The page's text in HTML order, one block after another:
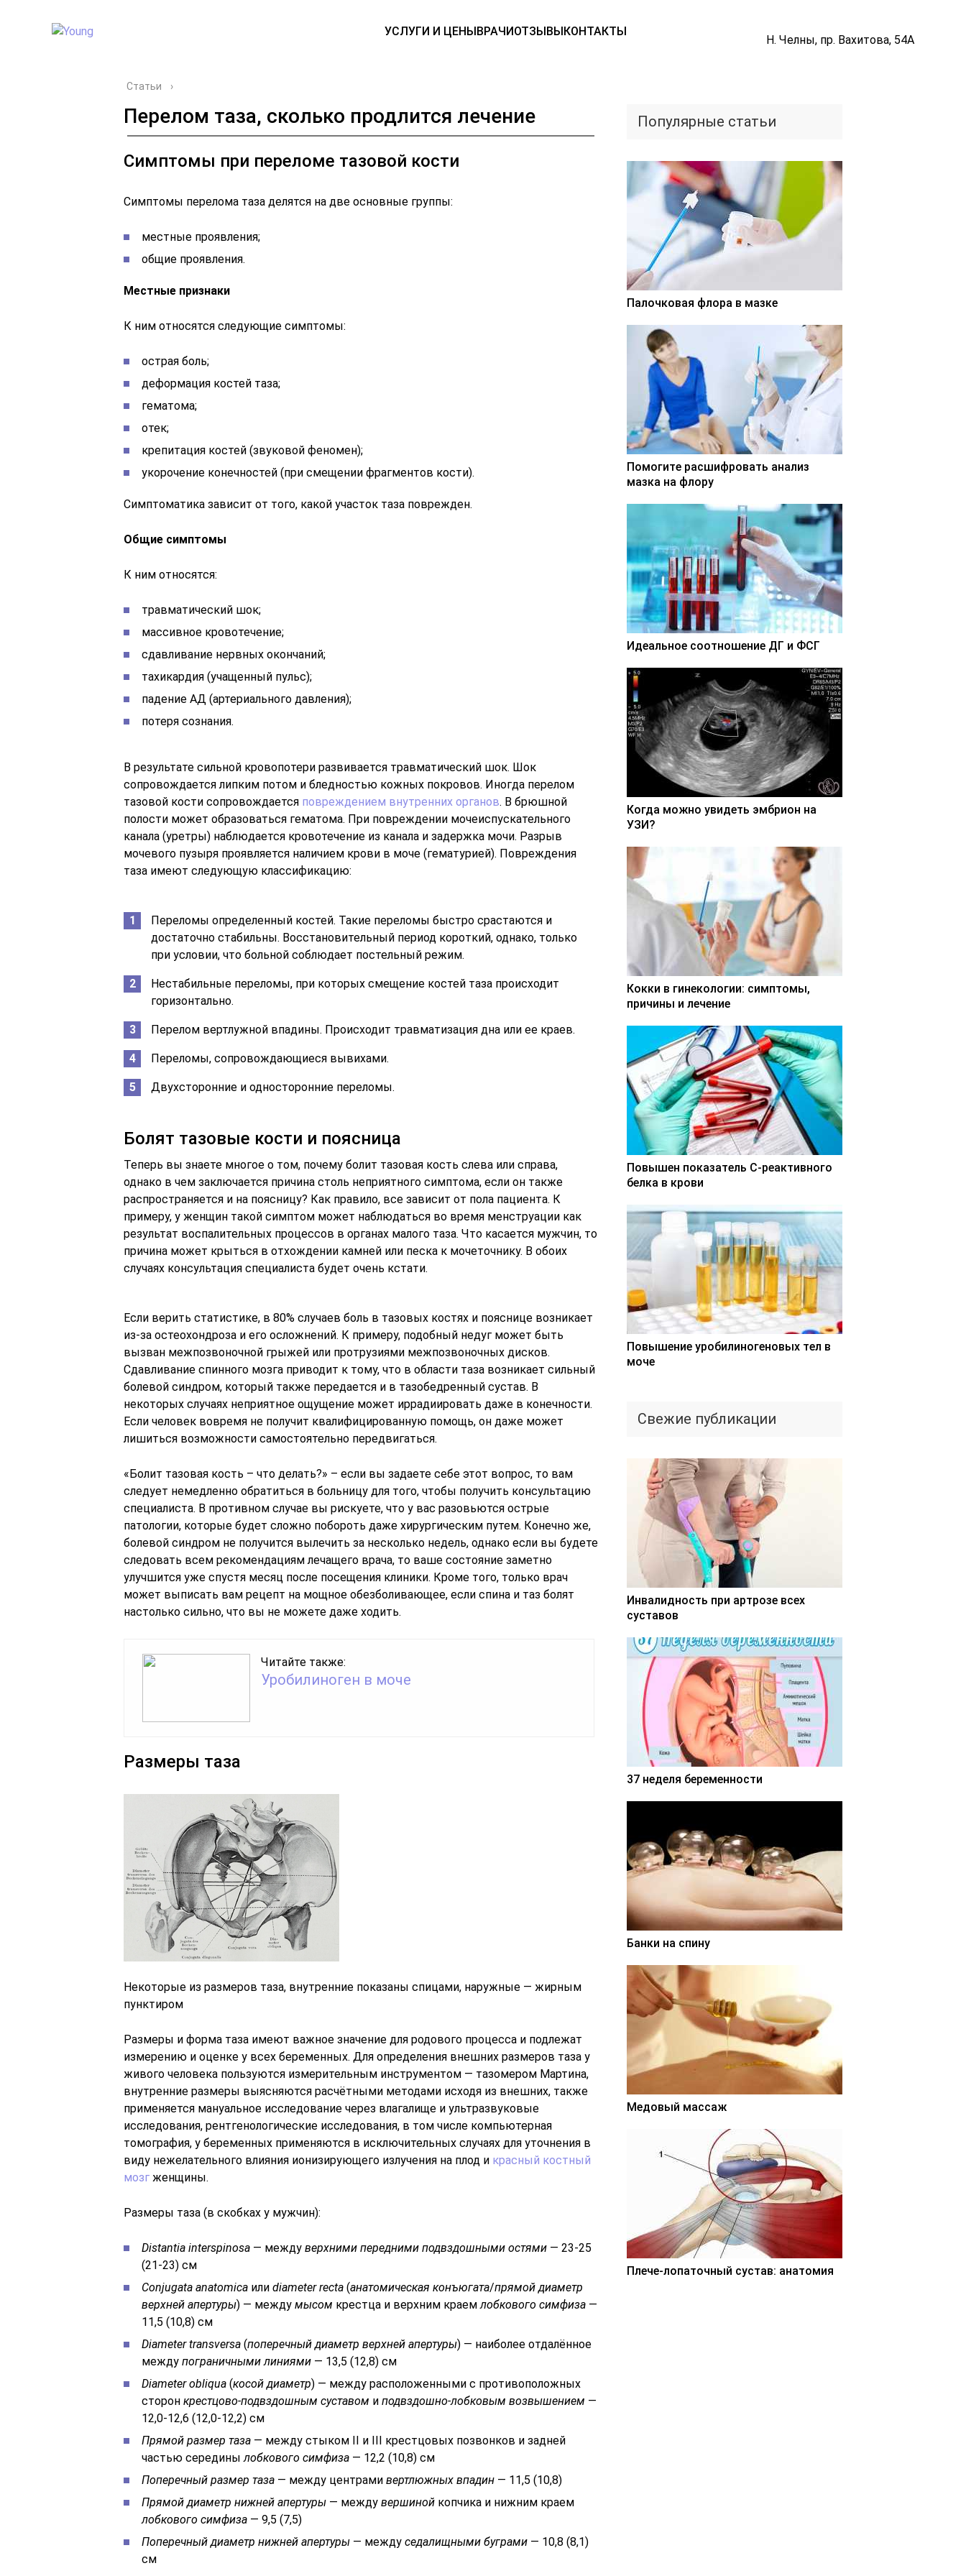
УСЛУГИ И ЦЕНЫВРАЧИОТЗЫВЫКОНТАКТЫ
Н. Челны, пр. Вахитова, 54А
Статьи ›
Перелом таза, сколько продлится лечение
Симптомы при переломе тазовой кости
Симптомы перелома таза делятся на две основные группы:
местные проявления;
общие проявления.
Местные признаки
К ним относятся следующие симптомы:
острая боль;
деформация костей таза;
гематома;
отек;
крепитация костей (звуковой феномен);
укорочение конечностей (при смещении фрагментов кости).
Симптоматика зависит от того, какой участок таза поврежден.
Общие симптомы
К ним относятся:
травматический шок;
массивное кровотечение;
сдавливание нервных окончаний;
тахикардия (учащенный пульс);
падение АД (артериального давления);
потеря сознания.
В результате сильной кровопотери развивается травматический шок. Шок
сопровождается липким потом и бледностью кожных покровов. Иногда перелом
тазовой кости сопровождается повреждением внутренних органов. В брюшной
полости может образоваться гематома. При повреждении мочеиспускательного
канала (уретры) наблюдается кровотечение из канала и задержка мочи. Разрыв
мочевого пузыря проявляется наличием крови в моче (гематурией). Повреждения
таза имеют следующую классификацию:
Переломы определенный костей. Такие переломы быстро срастаются и
достаточно стабильны. Восстановительный период короткий, однако, только
при условии, что больной соблюдает постельный режим.
Нестабильные переломы, при которых смещение костей таза происходит
горизонтально.
Перелом вертлужной впадины. Происходит травматизация дна или ее краев.
Переломы, сопровождающиеся вывихами.
Двухсторонние и односторонние переломы.
Болят тазовые кости и поясница
Теперь вы знаете многое о том, почему болит тазовая кость слева или справа,
однако в чем заключается причина столь неприятного симптома, если он также
распространяется и на поясницу? Как правило, все зависит от пола пациента. К
примеру, у женщин такой симптом может наблюдаться во время менструации как
результат воспалительных процессов в органах малого таза. Что касается мужчин, то
причина может крыться в отхождении камней или песка к мочеточнику. В обоих
случаях консультация специалиста будет очень кстати.
Если верить статистике, в 80% случаев боль в тазовых костях и пояснице возникает
из-за остеохондроза и его осложнений. К примеру, подобный недуг может быть
вызван межпозвоночной грыжей или протрузиями межпозвоночных дисков.
Сдавливание спинного мозга приводит к тому, что в области таза возникает сильный
болевой синдром, который также передается и в тазобедренный сустав. В
некоторых случаях неприятное ощущение может иррадиировать даже в конечности.
Если человек вовремя не получит квалифицированную помощь, он даже может
лишиться возможности самостоятельно передвигаться.
«Болит тазовая кость – что делать?» – если вы задаете себе этот вопрос, то вам
следует немедленно обратиться в больницу для того, чтобы получить консультацию
специалиста. В противном случае вы рискуете, что у вас разовьются острые
патологии, которые будет сложно побороть даже хирургическим путем. Конечно же,
болевой синдром не получится вылечить за несколько недель, однако если вы будете
следовать всем рекомендациям лечащего врача, то ваше состояние заметно
улучшится уже спустя месяц после посещения клиники. Кроме того, только врач
может выписать вам рецепт на мощное обезболивающее, если спина и таз болят
настолько сильно, что вы не можете даже ходить.
Читайте также:
Уробилиноген в моче
Размеры таза
Некоторые из размеров таза, внутренние показаны спицами, наружные — жирным
пунктиром
Размеры и форма таза имеют важное значение для родового процесса и подлежат
измерению и оценке у всех беременных. Для определения внешних размеров таза у
живого человека пользуются измерительным инструментом — тазомером Мартина,
внутренние размеры выясняются расчётными методами исходя из внешних, также
применяется мануальное исследование через влагалище и ультразвуковые
исследования, рентгенологические исследования, в том числе компьютерная
томография, у беременных применяются в исключительных случаях для уточнения в
виду нежелательного влияния ионизирующего излучения на плод и красный костный
мозг женщины.
Размеры таза (в скобках у мужчин):
Distantia interspinosa — между верхними передними подвздошными остями — 23-25
(21-23) см
Conjugata anatomica или diameter recta (анатомическая конъюгата/прямой диаметр
верхней апертуры) — между мысом крестца и верхним краемлобкового симфиза —
11,5 (10,8) см
Diameter transversa (поперечный диаметр верхней апертуры) — наиболее отдалённое
между пограничными линиями — 13,5 (12,8) см
Diameter obliqua (косой диаметр) — между расположенными с противоположных
сторон крестцово-подвздошным суставом и подвздошно-лобковым возвышением —
12,0-12,6 (12,0-12,2) см
Прямой размер таза — между стыком II и III крестцовых позвонков и задней
частью серединылобкового симфиза — 12,2 (10,8) см
Поперечный размер таза — между центрами вертлюжных впадин — 11,5 (10,8)
Прямой диаметр нижней апертуры — между вершиной копчика и нижним краем
лобкового симфиза — 9,5 (7,5)
Поперечный диаметр нижней апертуры — между седалищными буграми — 10,8 (8,1)
см
Популярные статьи
Палочковая флора в мазке
Помогите расшифровать анализ
мазка на флору
Идеальное соотношение ДГ и ФСГ
Когда можно увидеть эмбрион на
УЗИ?
Кокки в гинекологии: симптомы,
причины и лечение
Повышен показатель С-реактивного
белка в крови
Повышение уробилиногеновых тел в
моче
Свежие публикации
Инвалидность при артрозе всех
суставов
37 неделя беременности
Банки на спину
Медовый массаж
Плече-лопаточный сустав: анатомия